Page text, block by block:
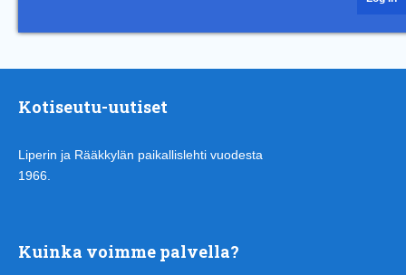
Kotiseutu-uutiset
Liperin ja Rääkkylän paikallislehti vuodesta
1966.
Kuinka voimme palvella?